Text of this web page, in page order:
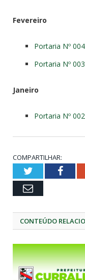
Fevereiro
Portaria Nº
Portaria Nº
Janeiro
Portaria Nº
COMPARTILHAR:
Twitter
Email
CONTEÚDO